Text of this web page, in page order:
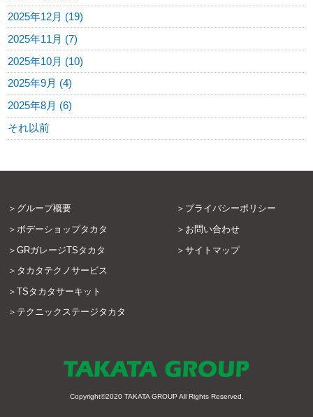
2025年12月 (19)
2025年11月 (7)
2025年10月 (10)
2025年9月 (4)
2025年8月 (6)
それ以前
グループ概要
ボデーショップタカタ
GRガレージTSタカタ
タカタテクノサービス
TSタカタサーキット
テクニックステージタカタ
プライバシーポリシー
お問い合わせ
サイトマップ
Copyright©2020 TAKATA GROUP All Rights Reserved.